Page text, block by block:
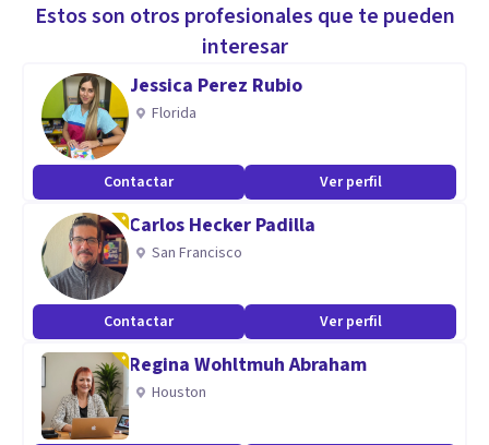
Me encuentro cursando varios diplomados y cursos los
cuales podrán pulir y generar mas eficiencia en mis
atenciones.
Estos son otros profesionales que te pueden
interesar
Jessica Perez Rubio
Florida
Contactar Ver perfil
Carlos Hecker Padilla
San Francisco
Contactar Ver perfil
Regina Wohltmuh Abraham
Houston